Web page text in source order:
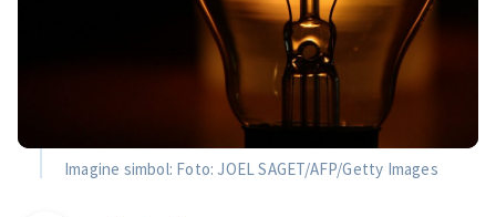
Imagine simbol: Foto: JOEL SAGET/AFP/Getty Images